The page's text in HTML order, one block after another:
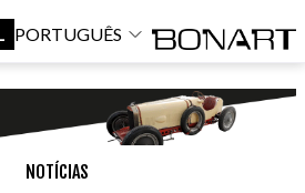
PORTUGUÊS
NOTÍCIAS